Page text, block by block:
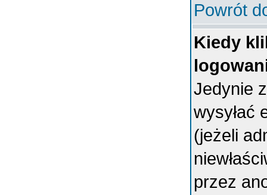
Powrót
Kiedy
Jedynie
wysyłać
(jeżeli
przez